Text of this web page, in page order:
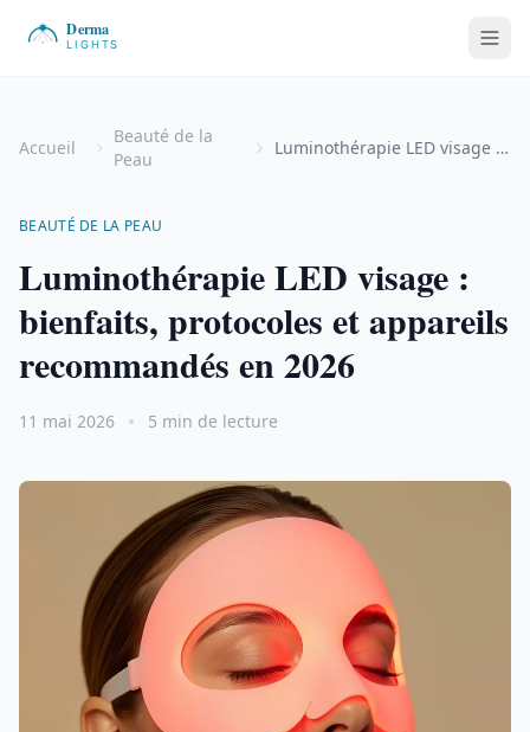
Accueil
Beauté de la
Peau
Luminothérapie LED visage : bienfaits, protocoles et appareils recommandés en 2026
BEAUTÉ DE LA PEAU
Luminothérapie LED visage :
bienfaits, protocoles et appareils
recommandés en 2026
11 mai 2026 5 min de lecture